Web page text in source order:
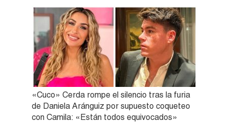
«Cuco» Cerda rompe el silencio tras la furia
de Daniela Aránguiz por supuesto coqueteo
con Camila: «Están todos equivocados»